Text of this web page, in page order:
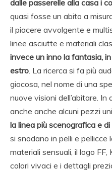
dalle passerelle alla casa i
quasi fosse un abito a
il piacere avvolgente e
linee asciutte e materiali
invece un inno la fantasia,
estro . La ricerca si fa più
giocosa, nel nome di una
nuove visioni dell’abitare.
anche anche alcuni pezzi
la linea più scenografica e di
si snodano in pelli e pellicce
materiali sensuali, il logo FF,
colori vivaci e i dettagli